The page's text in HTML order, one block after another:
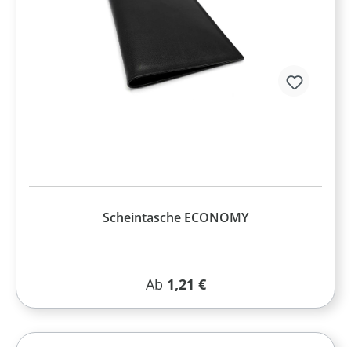
Scheintasche ECONOMY
Regulärer Preis:
Ab 1,21 €